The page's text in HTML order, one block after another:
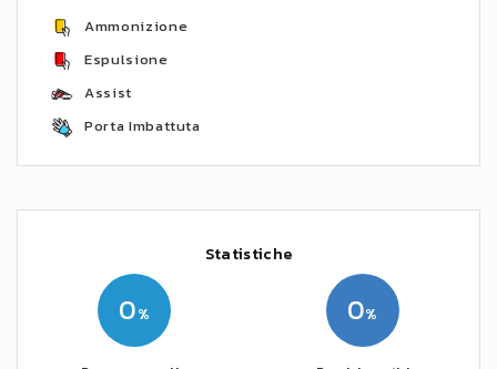
Ammonizione
Espulsione
Assist
Porta Imbattuta
Statistiche
0 0